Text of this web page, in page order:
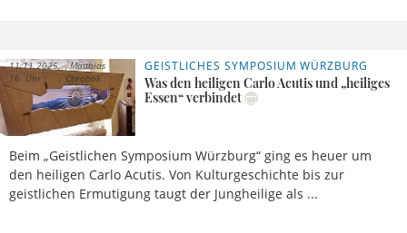
GEISTLICHES SYMPOSIUM WÜRZBURG
Was den heiligen Carlo Acutis und „heiliges
Essen“ verbindet
Beim „Geistlichen Symposium Würzburg“ ging es heuer um
den heiligen Carlo Acutis. Von Kulturgeschichte bis zur
geistlichen Ermutigung taugt der Jungheilige als ...
11.11.2025,
16 Uhr
Matthias
Chrobok